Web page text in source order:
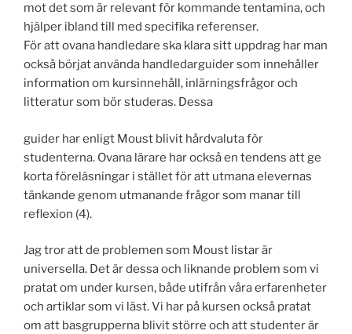
mot det som är relevant för kommande tentamina, och
hjälper ibland till med specifika referenser.
För att ovana handledare ska klara sitt uppdrag har man
också börjat använda handledarguider som innehåller
information om kursinnehåll, inlärningsfrågor och
litteratur som bör studeras. Dessa
guider har enligt Moust blivit hårdvaluta för
studenterna. Ovana lärare har också en tendens att ge
korta föreläsningar i stället för att utmana elevernas
tänkande genom utmanande frågor som manar till
reflexion (4).
Jag tror att de problemen som Moust listar är
universella. Det är dessa och liknande problem som vi
pratat om under kursen, både utifrån våra erfarenheter
och artiklar som vi läst. Vi har på kursen också pratat
om att basgrupperna blivit större och att studenter är